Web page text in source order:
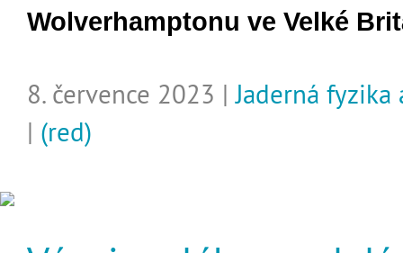
Wolverhamptonu ve Velké
8. července 2023 |Jaderná
| (red)